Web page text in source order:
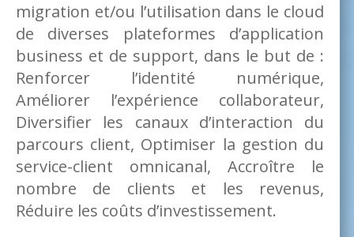
migration et/ou l’utilisation dans le cloud
de diverses plateformes d’application
business et de support, dans le but de :
Renforcer l’identité numérique,
Améliorer l’expérience collaborateur,
Diversifier les canaux d’interaction du
parcours client, Optimiser la gestion du
service-client omnicanal, Accroître le
nombre de clients et les revenus,
Réduire les coûts d’investissement.